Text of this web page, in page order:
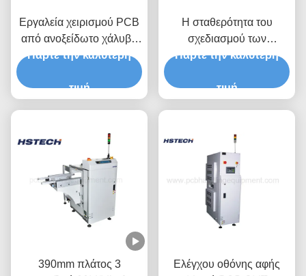
Εργαλεία χειρισμού PCB
από ανοξείδωτο χάλυβα
SMT Line Magazine
Πάρτε την καλύτερη
τιμή
Η σταθερότητα του
σχεδιασμού των
ενσωματωμάτων
ανθεκτικό σχεδιασμό
Πάρτε την καλύτερη
τιμή
390mm πλάτος 3
Ελέγχου οθόνης αφής